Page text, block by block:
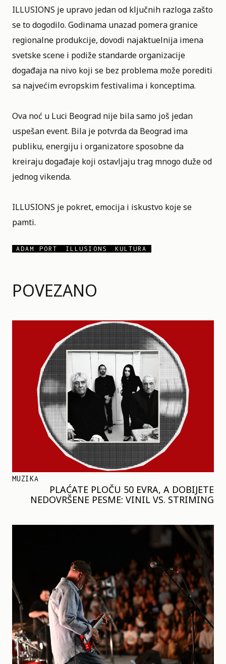
POVEZANO
MUZIKA
PLAĆATE PLOČU 50 EVRA, A DOBIJETE
NEDOVRŠENE PESME: VINIL VS. STRIMING
ILLUSIONS je upravo jedan od ključnih razloga zašto
se to dogodilo. Godinama unazad pomera granice
regionalne produkcije, dovodi najaktuelnija imena
svetske scene i podiže standarde organizacije
događaja na nivo koji se bez problema može porediti
sa najvećim evropskim festivalima i konceptima.
Ova noć u Luci Beograd nije bila samo još jedan
uspešan event. Bila je potvrda da Beograd ima
publiku, energiju i organizatore sposobne da
kreiraju događaje koji ostavljaju trag mnogo duže od
jednog vikenda.
ILLUSIONS je pokret, emocija i iskustvo koje se
pamti.
ADAM PORT ILLUSIONS KULTURA